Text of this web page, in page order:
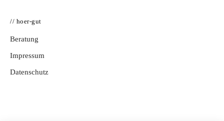
// hoer-gut
Beratung
Impressum
Datenschutz